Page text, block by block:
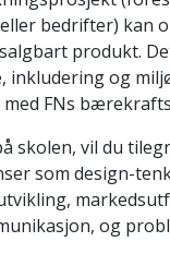
bedrifter) kan
produkt.
inkludering og
FNs
skolen, vil du
som design-
og